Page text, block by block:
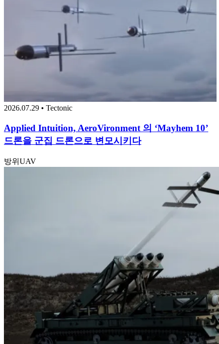
2026.07.29 • Tectonic
Applied Intuition, AeroVironment 의 ‘Mayhem 10’
드론을 군집 드론으로 변모시키다
방위 UAV